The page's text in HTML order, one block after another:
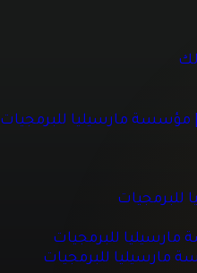
للبرمجيات
مؤسسة مارسيليا للبرمجيات
للبرمجيات
للبرمجيات
مارسيليا للبرمجيات